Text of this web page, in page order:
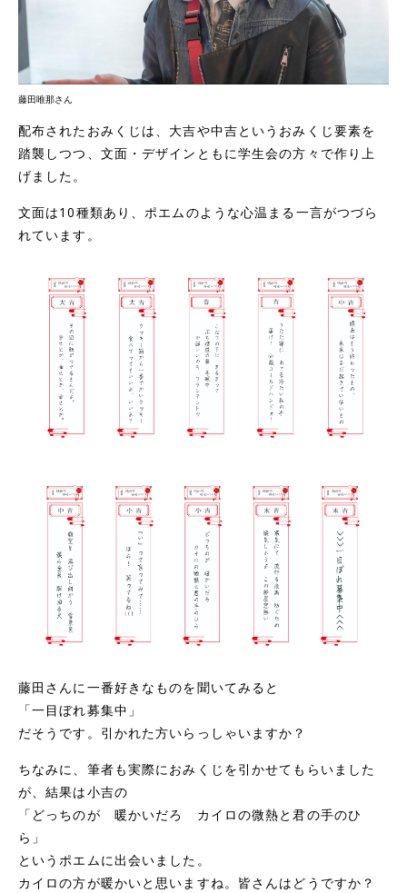
藤田唯那さん
配布されたおみくじは、大吉や中吉というおみくじ要素を
踏襲しつつ、文面・デザインともに学生会の方々で作り上
げました。
文面は10種類あり、ポエムのような心温まる一言がつづら
れています。
藤田さんに一番好きなものを聞いてみると
「一目ぼれ募集中」
だそうです。引かれた方いらっしゃいますか？
ちなみに、筆者も実際におみくじを引かせてもらいました
が、結果は小吉の
「どっちのが 暖かいだろ カイロの微熱と君の手のひ
ら」
というポエムに出会いました。
カイロの方が暖かいと思いますね。皆さんはどうですか？